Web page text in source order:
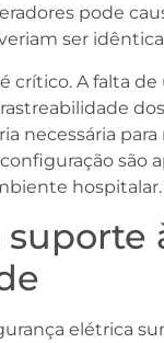
pode
ser
crítico. A falta
necessária
são
hospitalar.
elétrica